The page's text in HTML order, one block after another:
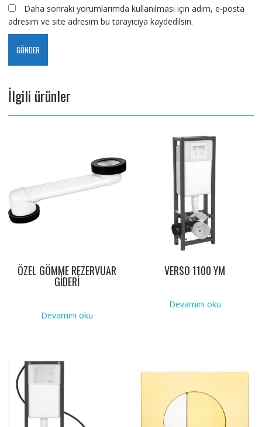
Daha sonraki yorumlarımda kullanılması için adım, e-posta
adresim ve site adresim bu tarayıcıya kaydedilsin.
İlgili ürünler
ÖZEL GÖMME REZERVUAR
GİDERİ
Devamını oku
VERSO 1100 YM
Devamını oku